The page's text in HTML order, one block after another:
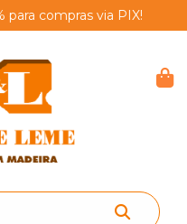
para compras via PIX!